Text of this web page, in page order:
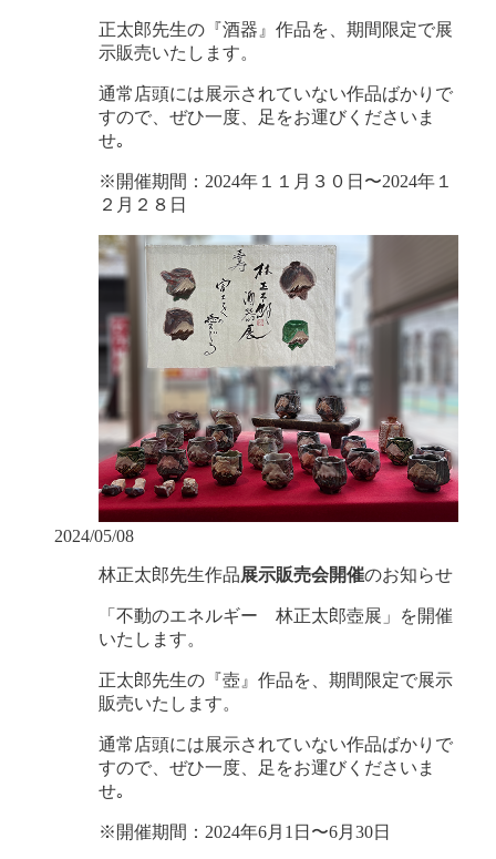
正太郎先生の『酒器』作品を、期間限定で展
示販売いたします。
通常店頭には展示されていない作品ばかりで
すので、ぜひ一度、足をお運びくださいま
せ｡
※開催期間：2024年１１月３０日〜2024年１
２月２８日
2024/05/08
林正太郎先生作品展示販売会開催のお知らせ
「不動のエネルギー 林正太郎壺展」を開催
いたします。
正太郎先生の『壺』作品を、期間限定で展示
販売いたします。
通常店頭には展示されていない作品ばかりで
すので、ぜひ一度、足をお運びくださいま
せ｡
※開催期間：2024年6月1日〜6月30日